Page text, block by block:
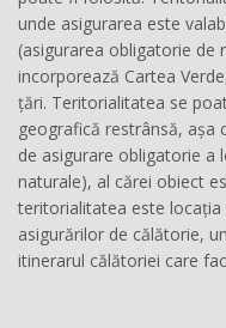
unde asigurarea este
(asigurarea obligatorie de
incorporează Cartea
țări. Teritorialitatea se
geografică restrânsă, așa
de asigurare obligatorie a
naturale), al cărei obiect
teritorialitatea este locația
asigurărilor de călătorie,
itinerarul călătoriei care